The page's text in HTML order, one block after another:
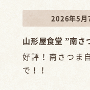
2026年5月
山形屋食堂 ”南
好評！南さつま
で！！